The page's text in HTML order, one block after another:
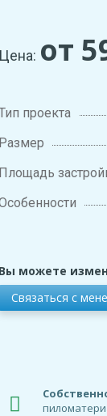
Цена: от
проекта
Размер
Площадь
Вы можете
Связаться с